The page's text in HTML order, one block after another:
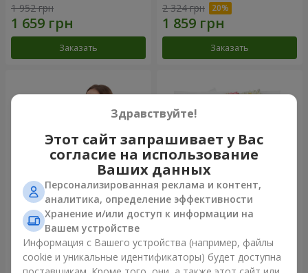
1 952 грн
Заказать
2 324 грн
Заказать
Фруктовая композиция
"Коста-Рика"
7 998 грн
Букет "Крещатик"
3 713 грн
Здравствуйте!
Этот сайт запрашивает у Вас
согласие на использование
Ваших данных
Персонализированная реклама и контент,
аналитика, определение эффективности
Хранение и/или доступ к информации на
Вашем устройстве
Информация с Вашего устройства (например, файлы
cookie и уникальные идентификаторы) будет доступна